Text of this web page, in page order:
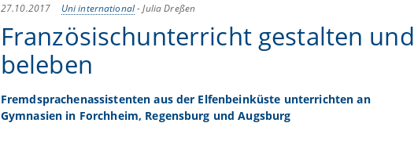
27.10.2017 Uni international-Julia Dreßen
Französischunterricht gestalten und
beleben
Fremdsprachenassistenten aus der Elfenbeinküste unterrichten an
Gymnasien in Forchheim, Regensburg und Augsburg